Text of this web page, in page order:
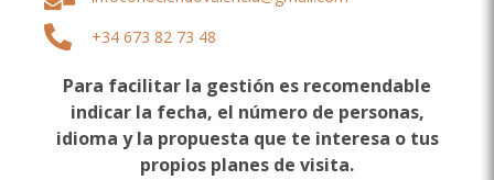
+34 673 82 73 48
Para facilitar la gestión es recomendable
indicar la fecha, el número de personas,
idioma y la propuesta que te interesa o tus
propios planes de visita.